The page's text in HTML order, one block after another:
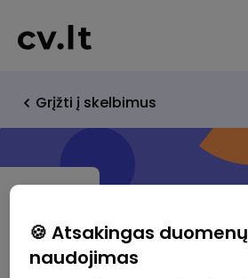
Grįžti į skelbimus
🍪 Atsakingas duomenų
naudojimas